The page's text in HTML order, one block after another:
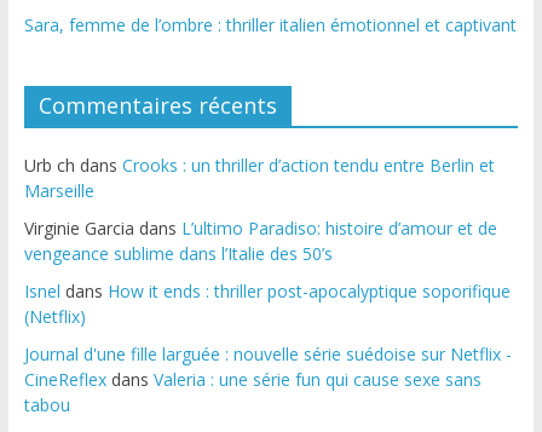
Sara, femme de l’ombre : thriller italien émotionnel et captivant
Commentaires récents
Urb ch dans Crooks : un thriller d’action tendu entre Berlin et
Marseille
Virginie Garcia dans L’ultimo Paradiso: histoire d’amour et de
vengeance sublime dans l’Italie des 50’s
Isnel dans How it ends : thriller post-apocalyptique soporifique
(Netflix)
Journal d'une fille larguée : nouvelle série suédoise sur Netflix -
CineReflexdans Valeria : une série fun qui cause sexe sans
tabou